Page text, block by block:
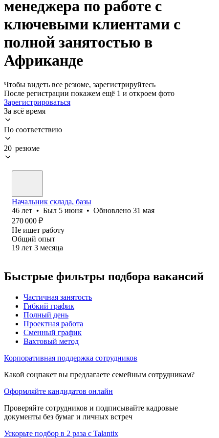
менеджера по работе с
ключевыми клиентами с
полной занятостью в
Африканде
Чтобы видеть все резюме, зарегистрируйтесь
После регистрации покажем ещё 1 и откроем фото
Зарегистрироваться
За всё время
По соответствию
20 резюме
Начальник склада, базы
46 лет • Был 5 июня • Обновлено 31 мая
270 000 ₽
Не ищет работу
Общий опыт
19 лет 3 месяца
Быстрые фильтры подбора вакансий
Частичная занятость
Гибкий график
Полный день
Проектная работа
Сменный график
Вахтовый метод
Корпоративная поддержка сотрудников
Какой соцпакет вы предлагаете семейным сотрудникам?
Оформляйте кандидатов онлайн
Проверяйте сотрудников и подписывайте кадровые
документы без бумаг и личных встреч
Ускорьте подбор в 2 раза с Talantix